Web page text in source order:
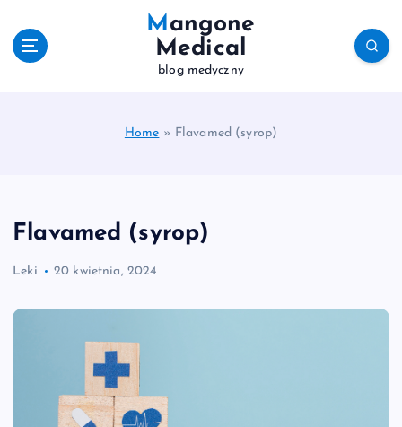
Mangone
Medical
blog medyczny
Home » Flavamed (syrop)
Flavamed (syrop)
Leki 20 kwietnia, 2024